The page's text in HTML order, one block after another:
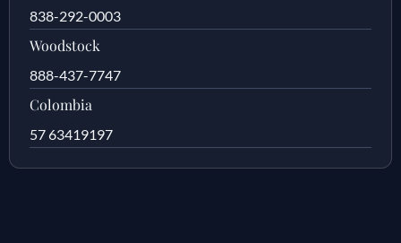
838-292-0003
Woodstock
888-437-7747
Colombia
57 63419197